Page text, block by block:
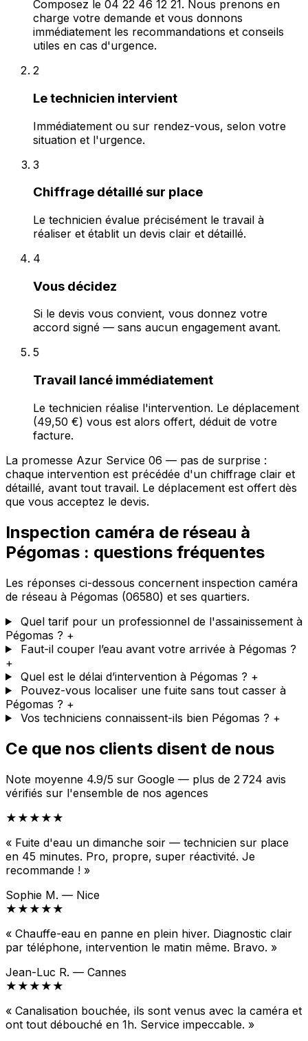
Composez le 04 22 46 12 21. Nous prenons en
charge votre demande et vous donnons
immédiatement les recommandations et conseils
utiles en cas d'urgence.
2
Le technicien intervient
Immédiatement ou sur rendez-vous, selon votre
situation et l'urgence.
3
Chiffrage détaillé sur place
Le technicien évalue précisément le travail à
réaliser et établit un devis clair et détaillé.
4
Vous décidez
Si le devis vous convient, vous donnez votre
accord signé — sans aucun engagement avant.
5
Travail lancé immédiatement
Le technicien réalise l'intervention. Le déplacement
(49,50 €) vous est alors offert, déduit de votre
facture.
La promesse Azur Service 06 — pas de surprise :
chaque intervention est précédée d'un chiffrage clair et
détaillé, avant tout travail. Le déplacement est offert dès
que vous acceptez le devis.
Inspection caméra de réseau à
Pégomas : questions fréquentes
Les réponses ci-dessous concernent inspection caméra
de réseau à Pégomas (06580) et ses quartiers.
Quel tarif pour un professionnel de l'assainissement à
Pégomas ? +
Faut-il couper l’eau avant votre arrivée à Pégomas ?
+
Quel est le délai d’intervention à Pégomas ? +
Pouvez-vous localiser une fuite sans tout casser à
Pégomas ? +
Vos techniciens connaissent-ils bien Pégomas ? +
Ce que nos clients disent de nous
Note moyenne 4.9/5 sur Google — plus de 2 724 avis
vérifiés sur l'ensemble de nos agences
★★★★★
« Fuite d'eau un dimanche soir — technicien sur place
en 45 minutes. Pro, propre, super réactivité. Je
recommande ! »
Sophie M. — Nice
★★★★★
« Chauffe-eau en panne en plein hiver. Diagnostic clair
par téléphone, intervention le matin même. Bravo. »
Jean-Luc R. — Cannes
★★★★★
« Canalisation bouchée, ils sont venus avec la caméra et
ont tout débouché en 1h. Service impeccable. »